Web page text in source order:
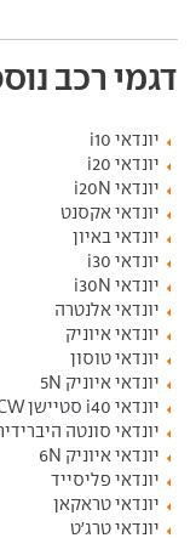
דגמי רכב
יונדאי i10
יונדאי i20
יונדאי i20N
יונדאי אקסנט
יונדאי באיון
יונדאי i30
יונדאי i30N
יונדאי אלנטרה
יונדאי איוניק
יונדאי טוסון
יונדאי איוניק 5N
יונדאי i40 סטיישן CW
יונדאי סונטה
יונדאי איוניק 6N
יונדאי פליסייד
יונדאי טראקאן
יונדאי טרג'ט